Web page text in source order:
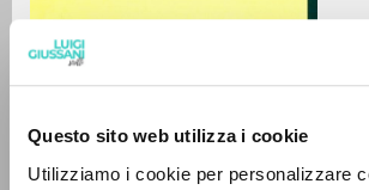
Questo sito web utilizza i cookie
Utilizziamo i cookie per personalizzare